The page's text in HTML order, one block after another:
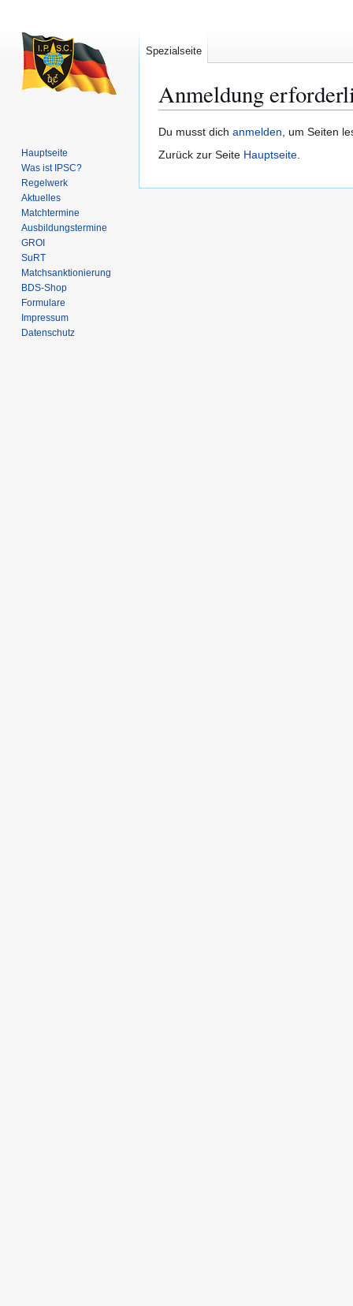
Anmeldung
Zur
Navigation
Zur
Suche
Du musst dich anmelden, um Seiten
Zurück zur Seite Hauptseite.
Spezialseite
Hauptseite
Was ist IPSC?
Regelwerk
Aktuelles
Matchtermine
Ausbildungs­termine
GROI
SuRT
Match­sanktionierung
BDS-Shop
Formulare
Impressum
Datenschutz